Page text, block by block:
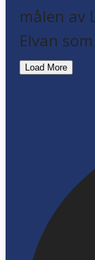
Elvan
Load More